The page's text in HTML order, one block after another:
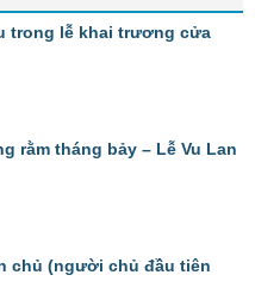
trong lễ khai trương cửa
rằm tháng bảy – Lễ Vu Lan
chủ (người chủ đầu tiên